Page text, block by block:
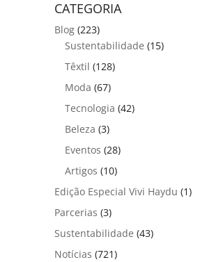
CATEGORIA
Blog (223)
Sustentabilidade (15)
Têxtil (128)
Moda (67)
Tecnologia (42)
Beleza (3)
Eventos (28)
Artigos (10)
Edição Especial Vivi Haydu (1)
Parcerias (3)
Sustentabilidade (43)
Notícias (721)